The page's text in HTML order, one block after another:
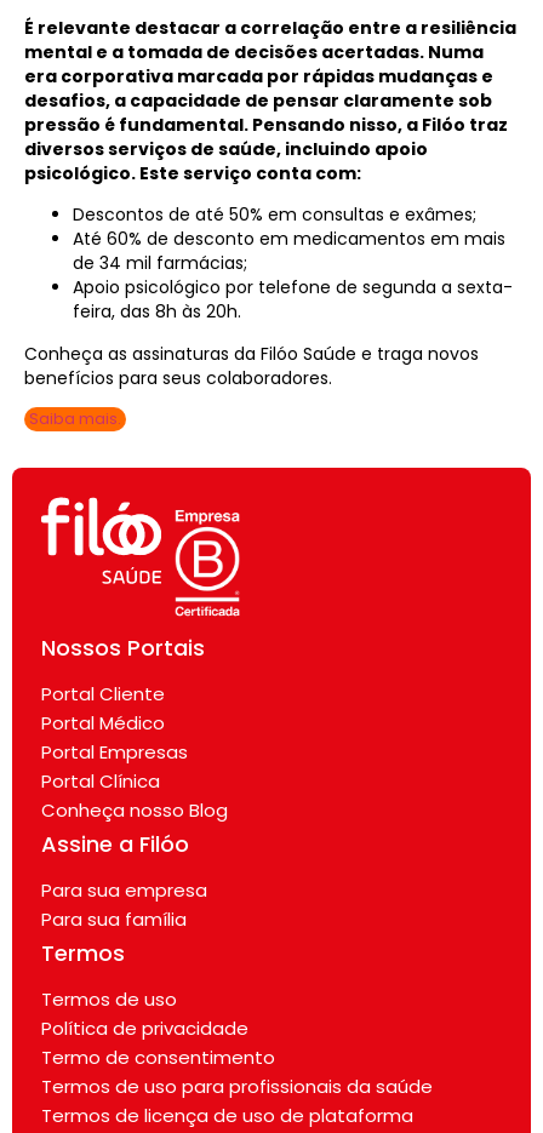
É relevante destacar a correlação entre a resiliência
mental e a tomada de decisões acertadas. Numa
era corporativa marcada por rápidas mudanças e
desafios, a capacidade de pensar claramente sob
pressão é fundamental. Pensando nisso, a Filóo traz
diversos serviços de saúde, incluindo apoio
psicológico. Este serviço conta com:
Descontos de até 50% em consultas e exâmes;
Até 60% de desconto em medicamentos em mais
de 34 mil farmácias;
Apoio psicológico por telefone de segunda a sexta-
feira, das 8h às 20h.
Conheça as assinaturas da Filóo Saúde e traga novos
benefícios para seus colaboradores.
Saiba mais.
Nossos Portais
Portal Cliente
Portal Médico
Portal Empresas
Portal Clínica
Conheça nosso Blog
Assine a Filóo
Para sua empresa
Para sua família
Termos
Termos de uso
Política de privacidade
Termo de consentimento
Termos de uso para profissionais da saúde
Termos de licença de uso de plataforma